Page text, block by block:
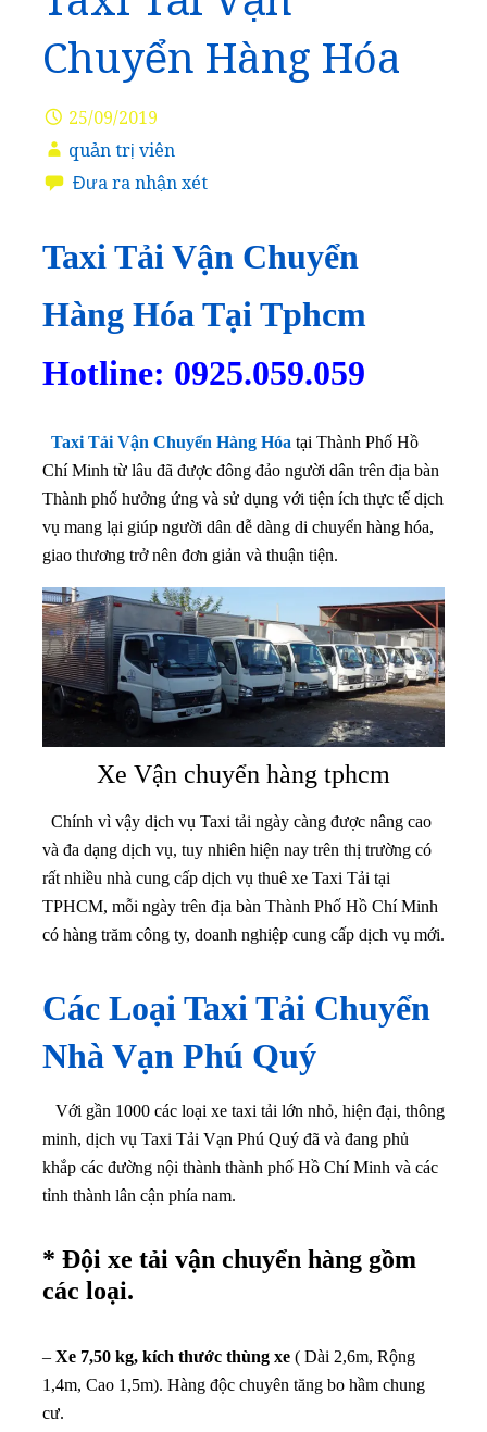
Chuyển Hàng Hóa
25/09/2019
quản trị viên
Đưa ra nhận xét
Taxi Tải Vận Chuyển
Hàng Hóa Tại Tphcm
Hotline: 0925.059.059
Taxi Tải Vận Chuyển Hàng Hóa tại Thành Phố Hồ
Chí Minh từ lâu đã được đông đảo người dân trên địa bàn
Thành phố hưởng ứng và sử dụng với tiện ích thực tế dịch
vụ mang lại giúp người dân dễ dàng di chuyển hàng hóa,
giao thương trở nên đơn giản và thuận tiện.
Xe Vận chuyển hàng tphcm
Chính vì vậy dịch vụ Taxi tải ngày càng được nâng cao
và đa dạng dịch vụ, tuy nhiên hiện nay trên thị trường có
rất nhiều nhà cung cấp dịch vụ thuê xe Taxi Tải tại
TPHCM, mỗi ngày trên địa bàn Thành Phố Hồ Chí Minh
có hàng trăm công ty, doanh nghiệp cung cấp dịch vụ mới.
Các Loại Taxi Tải Chuyển
Nhà Vạn Phú Quý
Với gần 1000 các loại xe taxi tải lớn nhỏ, hiện đại, thông
minh, dịch vụ Taxi Tải Vạn Phú Quý đã và đang phủ
khắp các đường nội thành thành phố Hồ Chí Minh và các
tỉnh thành lân cận phía nam.
* Đội xe tải vận chuyển hàng gồm
các loại.
– Xe 7,50 kg, kích thước thùng xe ( Dài 2,6m, Rộng
1,4m, Cao 1,5m). Hàng độc chuyên tăng bo hầm chung
cư.